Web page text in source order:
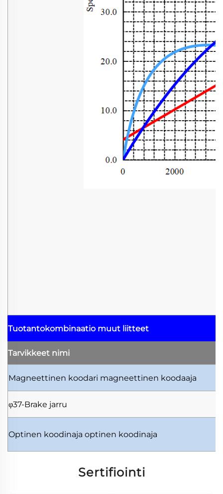
Tuotantokombinaatio muut liitteet
Tarvikkeet nimi
Magneettinen koodari magneettinen koodaaja
φ37-Brake jarru
Optinen koodinaja optinen koodinaja
Sertifiointi